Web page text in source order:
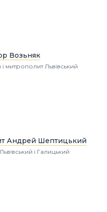
Возьняк
митрополит Львівський
Андрей Шептицький
і Галицький